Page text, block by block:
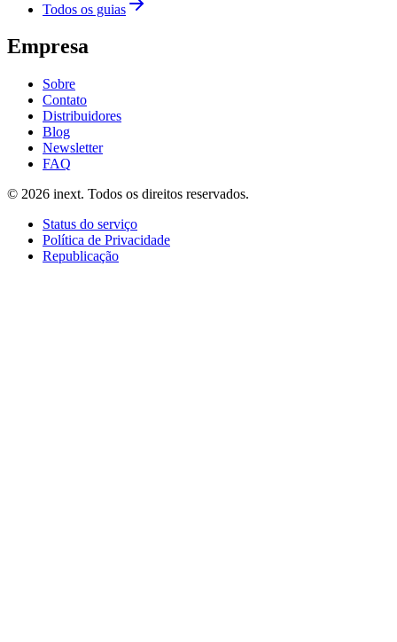
Todos os guias
Empresa
Sobre
Contato
Distribuidores
Blog
Newsletter
FAQ
© 2026 inext. Todos os direitos reservados.
Status do serviço
Política de Privacidade
Republicação